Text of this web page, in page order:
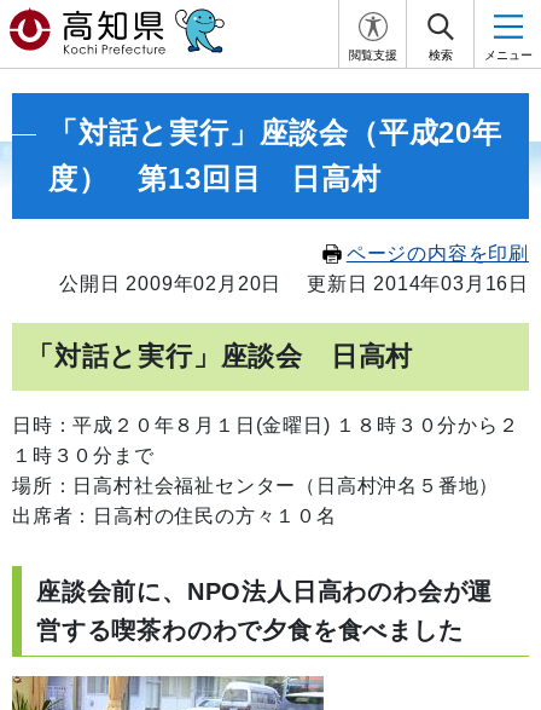
閲覧支援 検索 メニュー
「対話と実行」座談会（平成20年
度） 第13回目 日高村
ページの内容を印刷
公開日 2009年02月20日
更新日 2014年03月16日
「対話と実行」座談会 日高村
日時：平成２０年８月１日(金曜日) １８時３０分から２
１時３０分まで
場所：日高村社会福祉センター（日高村沖名５番地）
出席者：日高村の住民の方々１０名
座談会前に、NPO法人日高わのわ会が運
営する喫茶わのわで夕食を食べました